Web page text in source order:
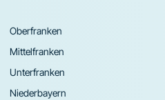
Oberfranken
Mittelfranken
Unterfranken
Niederbayern